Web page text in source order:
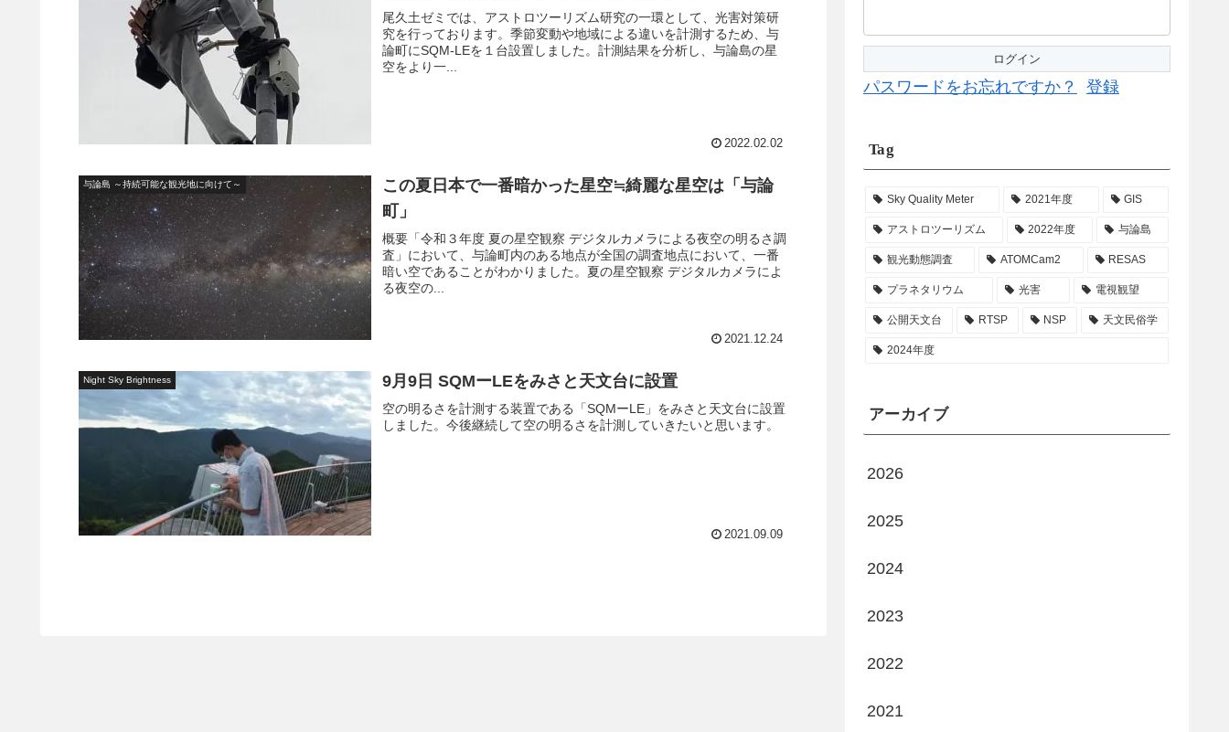
尾久土ゼミでは、アストロツーリズム研究の一環として、光害対策研
究を行っております。季節変動や地域による違いを計測するため、与
論町にSQM-LEを１台設置しました。計測結果を分析し、与論島の星
空をより一...
2022.02.02
与論島 ～持続可能な観光地に向けて～
この夏日本で一番暗かった星空≒綺麗な星空は「与論
町」
概要「令和３年度 夏の星空観察 デジタルカメラによる夜空の明るさ調
査」において、与論町内のある地点が全国の調査地点において、一番
暗い空であることがわかりました。夏の星空観察 デジタルカメラによ
る夜空の...
2021.12.24
Night Sky Brightness 9月9日 SQMーLEをみさと天文台に設置
空の明るさを計測する装置である「SQMーLE」をみさと天文台に設置
しました。今後継続して空の明るさを計測していきたいと思います。
2021.09.09
パスワードをお忘れですか？ 登録
Tag
Sky Quality Meter 2021年度 GIS
アストロツーリズム 2022年度 与論島
観光動態調査 ATOMCam2 RESAS
プラネタリウム 光害 電視観望
公開天文台 RTSP NSP 天文民俗学
2024年度
アーカイブ
2026
2025
2024
2023
2022
2021